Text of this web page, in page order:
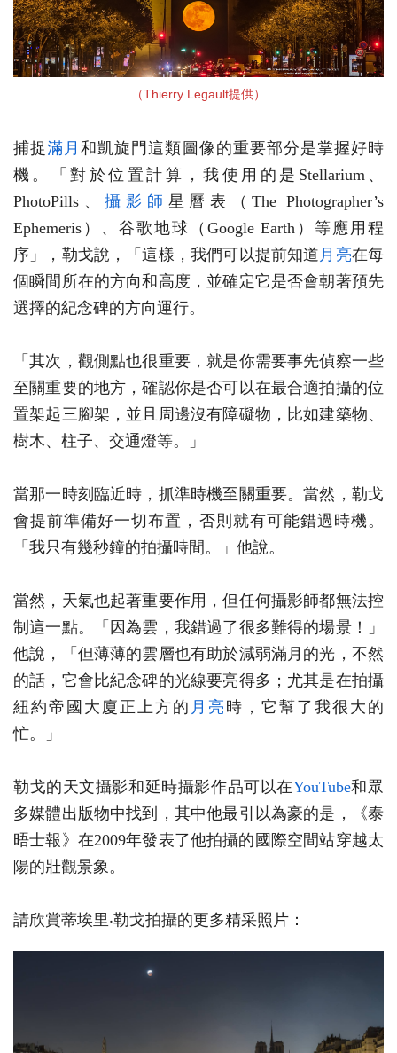
（Thierry Legault提供）
捕捉滿月和凱旋門這類圖像的重要部分是掌握好時
機。「對於位置計算，我使用的是Stellarium、
PhotoPills、攝影師 星曆表（The Photographer’s
Ephemeris）、谷歌地球（Google Earth）等應用程
序」，勒戈說，「這樣，我們可以提前知道 月亮在每
個瞬間所在的方向和高度，並確定它是否會朝著預先
選擇的紀念碑的方向運行。
「其次，觀側點也很重要，就是你需要事先偵察一些
至關重要的地方，確認你是否可以在最合適拍攝的位
置架起三腳架，並且周邊沒有障礙物，比如建築物、
樹木、柱子、交通燈等。」
當那一時刻臨近時，抓準時機至關重要。當然，勒戈
會提前準備好一切布置，否則就有可能錯過時機。
「我只有幾秒鐘的拍攝時間。」他說。
當然，天氣也起著重要作用，但任何攝影師都無法控
制這一點。「因為雲，我錯過了很多難得的場景！」
他說，「但薄薄的雲層也有助於減弱滿月的光，不然
的話，它會比紀念碑的光線要亮得多；尤其是在拍攝
紐約帝國大廈正上方的 月亮 時，它幫了我很大的
忙。」
勒戈的天文攝影和延時攝影作品可以在YouTube和眾
多媒體出版物中找到，其中他最引以為豪的是，《泰
晤士報》在2009年發表了他拍攝的國際空間站穿越太
陽的壯觀景象。
請欣賞蒂埃里‧勒戈拍攝的更多精采照片：